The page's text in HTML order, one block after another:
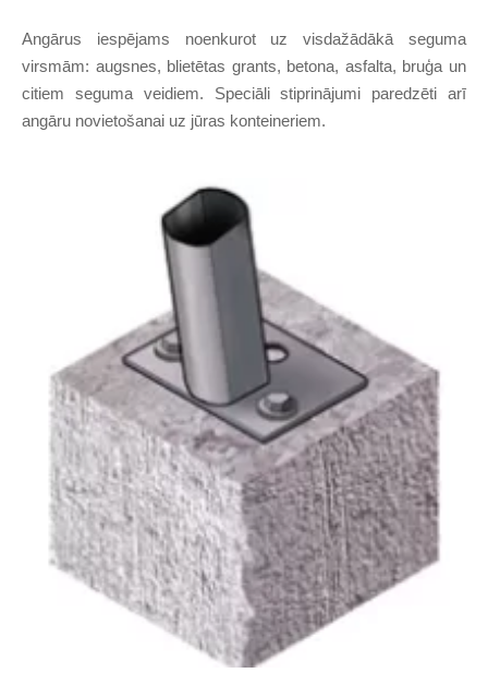
Angārus iespējams noenkurot uz visdažādākā seguma
virsmām: augsnes, blietētas grants, betona, asfalta, bruģa un
citiem seguma veidiem. Speciāli stiprinājumi paredzēti arī
angāru novietošanai uz jūras konteineriem.